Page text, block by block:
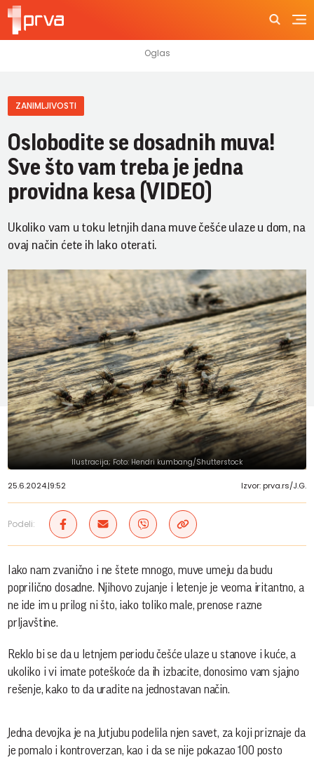
ZANIMLJIVOSTI
Oslobodite se dosadnih muva!
Sve što vam treba je jedna
providna kesa (VIDEO)
Ukoliko vam u toku letnjih dana muve češće ulaze u dom, na
ovaj način ćete ih lako oterati.
Ilustracija; Foto: Hendri kumbang/Shutterstock
25.6.2024.|9:52 Izvor: prva.rs/J.G.
Podeli:
Iako nam zvanično i ne štete mnogo, muve umeju da budu
poprilično dosadne. Njihovo zujanje i letenje je veoma iritantno, a
ne ide im u prilog ni što, iako toliko male, prenose razne
prljavštine.
Reklo bi se da u letnjem periodu češće ulaze u stanove i kuće, a
ukoliko i vi imate poteškoće da ih izbacite, donosimo vam sjajno
rešenje, kako to da uradite na jednostavan način.
Jedna devojka je na Jutjubu podelila njen savet, za koji priznaje da
je pomalo i kontroverzan, kao i da se nije pokazao 100 posto